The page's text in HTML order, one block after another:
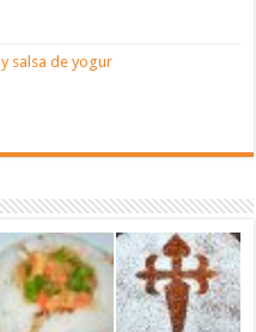
salsa de yogur